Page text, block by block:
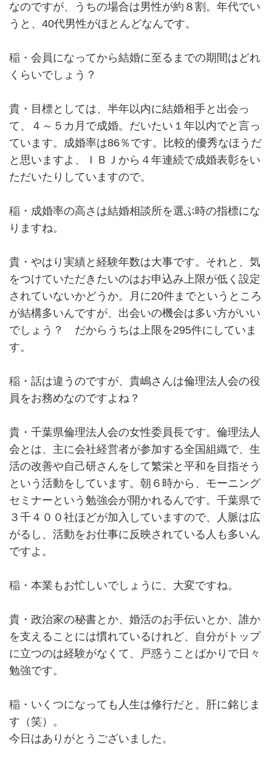
なのですが、うちの場合は男性が約８割。年代でい
うと、40代男性がほとんどなんです。
稲・会員になってから結婚に至るまでの期間はどれ
くらいでしょう？
貴・目標としては、半年以内に結婚相手と出会っ
て、４～５カ月で成婚。だいたい１年以内でと言っ
ています。成婚率は86％です。比較的優秀なほうだ
と思いますよ、ＩＢＪから４年連続で成婚表彰をい
ただいたりしていますので。
稲・成婚率の高さは結婚相談所を選ぶ時の指標にな
りますね。
貴・やはり実績と経験年数は大事です。それと、気
をつけていただきたいのはお申込み上限が低く設定
されていないかどうか。月に20件までというところ
が結構多いんですが、出会いの機会は多い方がいい
でしょう？ だからうちは上限を295件にしていま
す。
稲・話は違うのですが、貴嶋さんは倫理法人会の役
員をお務めなのですよね？
貴・千葉県倫理法人会の女性委員長です。倫理法人
会とは、主に会社経営者が参加する全国組織で、生
活の改善や自己研さんをして繁栄と平和を目指そう
という活動をしています。朝６時から、モーニング
セミナーという勉強会が開かれるんです。千葉県で
３千４００社ほどが加入していますので、人脈は広
がるし、活動をお仕事に反映されている人も多いん
ですよ。
稲・本業もお忙しいでしょうに、大変ですね。
貴・政治家の秘書とか、婚活のお手伝いとか、誰か
を支えることには慣れているけれど、自分がトップ
に立つのは経験がなくて、戸惑うことばかりで日々
勉強です。
稲・いくつになっても人生は修行だと。肝に銘じま
す（笑）。
今日はありがとうございました。